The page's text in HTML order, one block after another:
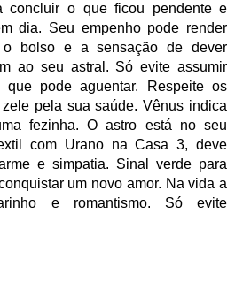
concluir o que ficou pendente e
dia. Seu empenho pode render
o bolso e a sensação de dever
ao seu astral. Só evite assumir
que pode aguentar. Respeite os
pela sua saúde. Vênus indica
fezinha. O astro está no seu
com Urano na Casa 3, deve
e simpatia. Sinal verde para
um novo amor. Na vida a
e romantismo. Só evite